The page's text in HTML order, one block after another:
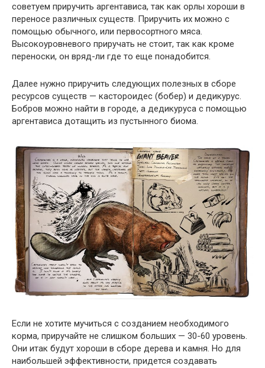
советуем приручить аргентависа, так как орлы хороши в
переносе различных существ. Приручить их можно с
помощью обычного, или первосортного мяса.
Высокоуровневого приручать не стоит, так как кроме
переноски, он вряд-ли где то еще понадобится.
Далее нужно приручить следующих полезных в сборе
ресурсов существ — кастороидес (бобер) и дедикурус.
Бобров можно найти в городе, а дедикуруса с помощью
аргентависа дотащить из пустынного биома.
Если не хотите мучиться с созданием необходимого
корма, приручайте не слишком больших — 30-60 уровень.
Они итак будут хороши в сборе дерева и камня. Но для
наибольшей эффективности, придется создавать